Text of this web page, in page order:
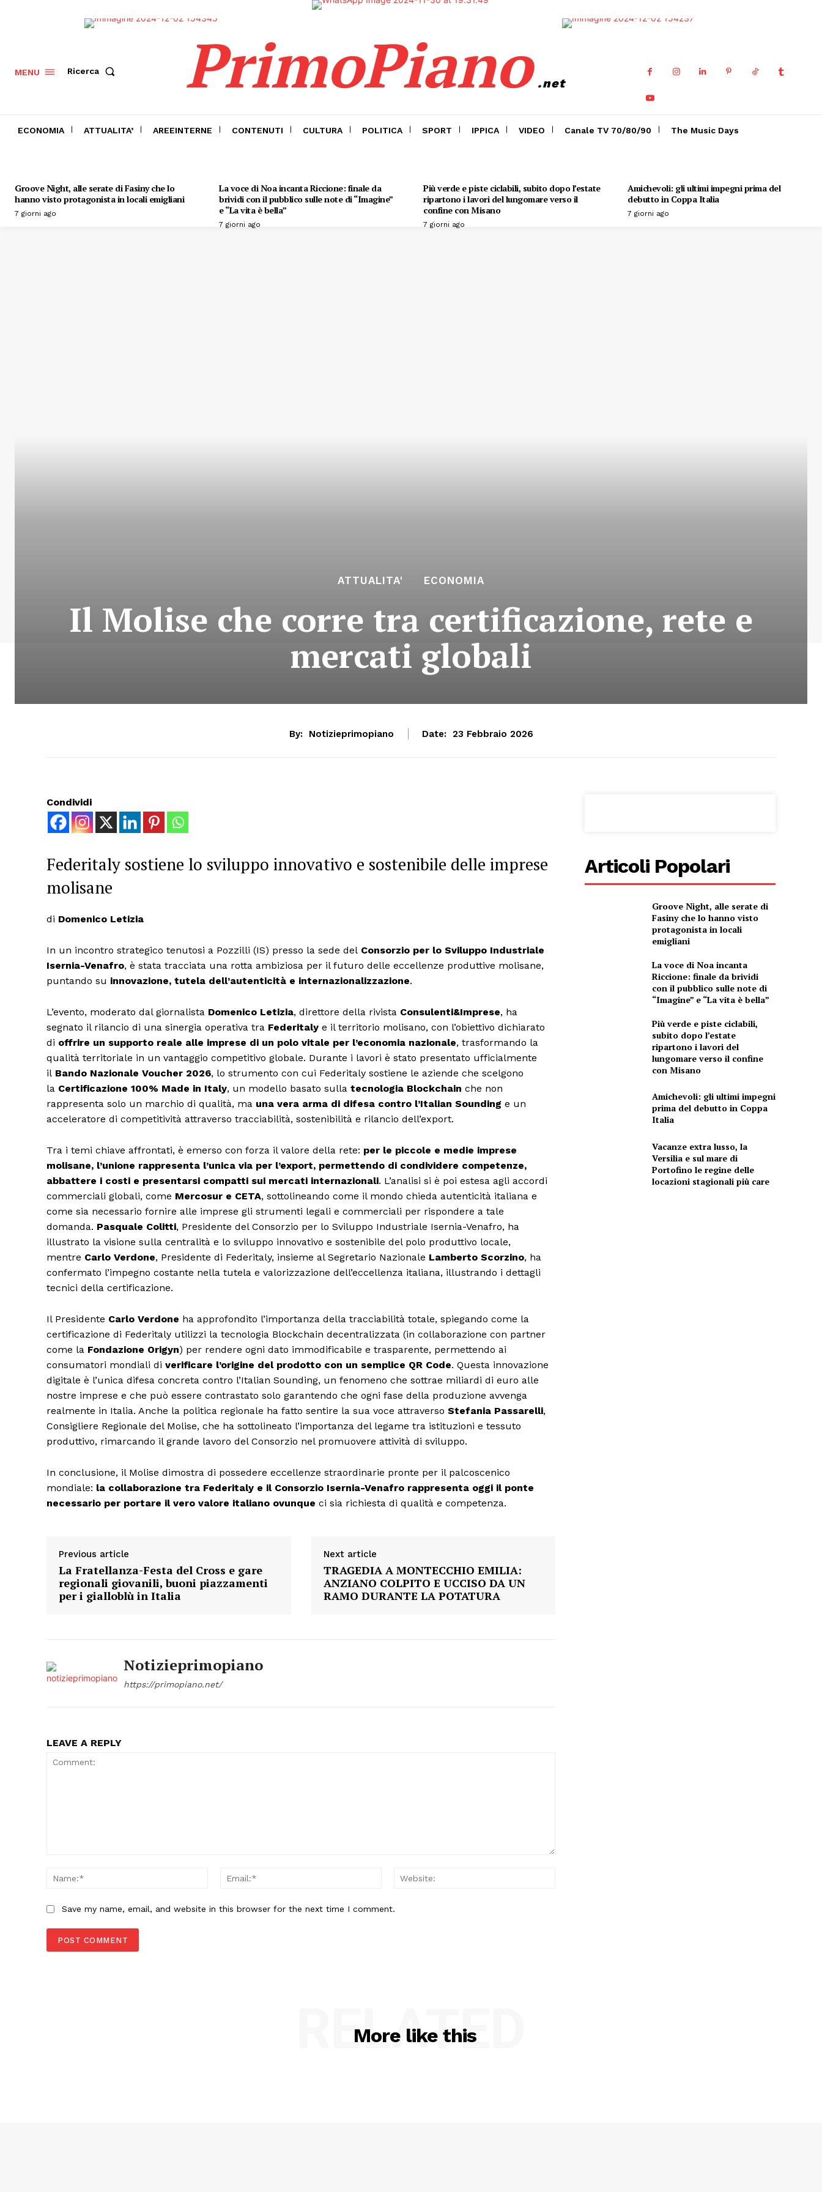
MENU Ricerca PrimoPiano .net
ECONOMIA ATTUALITA’ AREEINTERNE CONTENUTI CULTURA POLITICA SPORT IPPICA VIDEO Canale TV 70/80/90 The Music Days
Groove Night, alle serate di Fasiny che lo
hanno visto protagonista in locali emigliani
7 giorni ago
La voce di Noa incanta Riccione: finale da
brividi con il pubblico sulle note di “Imagine”
e “La vita è bella”
7 giorni ago
Più verde e piste ciclabili, subito dopo l’estate
ripartono i lavori del lungomare verso il
confine con Misano
7 giorni ago
Amichevoli: gli ultimi impegni prima del
debutto in Coppa Italia
7 giorni ago
ATTUALITA' ECONOMIA
Il Molise che corre tra certificazione, rete e
mercati globali
By: Notizieprimopiano Date: 23 Febbraio 2026
Condividi
Federitaly sostiene lo sviluppo innovativo e sostenibile delle imprese
molisane
di Domenico Letizia
In un incontro strategico tenutosi a Pozzilli (IS) presso la sede del Consorzio per lo Sviluppo Industriale
Isernia-Venafro, è stata tracciata una rotta ambiziosa per il futuro delle eccellenze produttive molisane,
puntando su innovazione, tutela dell’autenticità e internazionalizzazione.
L’evento, moderato dal giornalista Domenico Letizia, direttore della rivista Consulenti&Imprese, ha
segnato il rilancio di una sinergia operativa tra Federitaly e il territorio molisano, con l’obiettivo dichiarato
di offrire un supporto reale alle imprese di un polo vitale per l’economia nazionale, trasformando la
qualità territoriale in un vantaggio competitivo globale. Durante i lavori è stato presentato ufficialmente
il Bando Nazionale Voucher 2026, lo strumento con cui Federitaly sostiene le aziende che scelgono
la Certificazione 100% Made in Italy, un modello basato sulla tecnologia Blockchain che non
rappresenta solo un marchio di qualità, ma una vera arma di difesa contro l’Italian Sounding e un
acceleratore di competitività attraverso tracciabilità, sostenibilità e rilancio dell’export.
Tra i temi chiave affrontati, è emerso con forza il valore della rete: per le piccole e medie imprese
molisane, l’unione rappresenta l’unica via per l’export, permettendo di condividere competenze,
abbattere i costi e presentarsi compatti sui mercati internazionali. L’analisi si è poi estesa agli accordi
commerciali globali, come Mercosur e CETA, sottolineando come il mondo chieda autenticità italiana e
come sia necessario fornire alle imprese gli strumenti legali e commerciali per rispondere a tale
domanda. Pasquale Colitti, Presidente del Consorzio per lo Sviluppo Industriale Isernia-Venafro, ha
illustrato la visione sulla centralità e lo sviluppo innovativo e sostenibile del polo produttivo locale,
mentre Carlo Verdone, Presidente di Federitaly, insieme al Segretario Nazionale Lamberto Scorzino, ha
confermato l’impegno costante nella tutela e valorizzazione dell’eccellenza italiana, illustrando i dettagli
tecnici della certificazione.
Il Presidente Carlo Verdone ha approfondito l’importanza della tracciabilità totale, spiegando come la
certificazione di Federitaly utilizzi la tecnologia Blockchain decentralizzata (in collaborazione con partner
come la Fondazione Origyn) per rendere ogni dato immodificabile e trasparente, permettendo ai
consumatori mondiali di verificare l’origine del prodotto con un semplice QR Code. Questa innovazione
digitale è l’unica difesa concreta contro l’Italian Sounding, un fenomeno che sottrae miliardi di euro alle
nostre imprese e che può essere contrastato solo garantendo che ogni fase della produzione avvenga
realmente in Italia. Anche la politica regionale ha fatto sentire la sua voce attraverso Stefania Passarelli,
Consigliere Regionale del Molise, che ha sottolineato l’importanza del legame tra istituzioni e tessuto
produttivo, rimarcando il grande lavoro del Consorzio nel promuovere attività di sviluppo.
In conclusione, il Molise dimostra di possedere eccellenze straordinarie pronte per il palcoscenico
mondiale: la collaborazione tra Federitaly e il Consorzio Isernia-Venafro rappresenta oggi il ponte
necessario per portare il vero valore italiano ovunque ci sia richiesta di qualità e competenza.
Previous article
La Fratellanza-Festa del Cross e gare
regionali giovanili, buoni piazzamenti
per i gialloblù in Italia
Next article
TRAGEDIA A MONTECCHIO EMILIA:
ANZIANO COLPITO E UCCISO DA UN
RAMO DURANTE LA POTATURA
Notizieprimopiano
https://primopiano.net/
LEAVE A REPLY
Name:*
Email:*
Save my name, email, and website in this browser for the next time I comment.
Articoli Popolari
Groove Night, alle serate di
Fasiny che lo hanno visto
protagonista in locali
emigliani
La voce di Noa incanta
Riccione: finale da brividi
con il pubblico sulle note di
“Imagine” e “La vita è bella”
Più verde e piste ciclabili,
subito dopo l’estate
ripartono i lavori del
lungomare verso il confine
con Misano
Amichevoli: gli ultimi impegni
prima del debutto in Coppa
Italia
Vacanze extra lusso, la
Versilia e sul mare di
Portofino le regine delle
locazioni stagionali più care
More like this
RELATED